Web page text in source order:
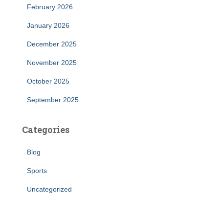
February 2026
January 2026
December 2025
November 2025
October 2025
September 2025
Categories
Blog
Sports
Uncategorized